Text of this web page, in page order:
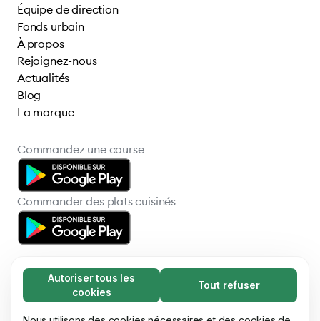
Nécessaires (65)
Les cookies nécessaires contribuent à rendre
notre site web utilisable en activant des
En savoir plus
Autoriser tous les
cookies
Tout refuser
Équipe de direction
Fonds urbain
À propos
Rejoignez-nous
Actualités
Blog
La marque
Commandez une course
Commander des plats cuisinés
© 2026 Bolt Technology OÜ